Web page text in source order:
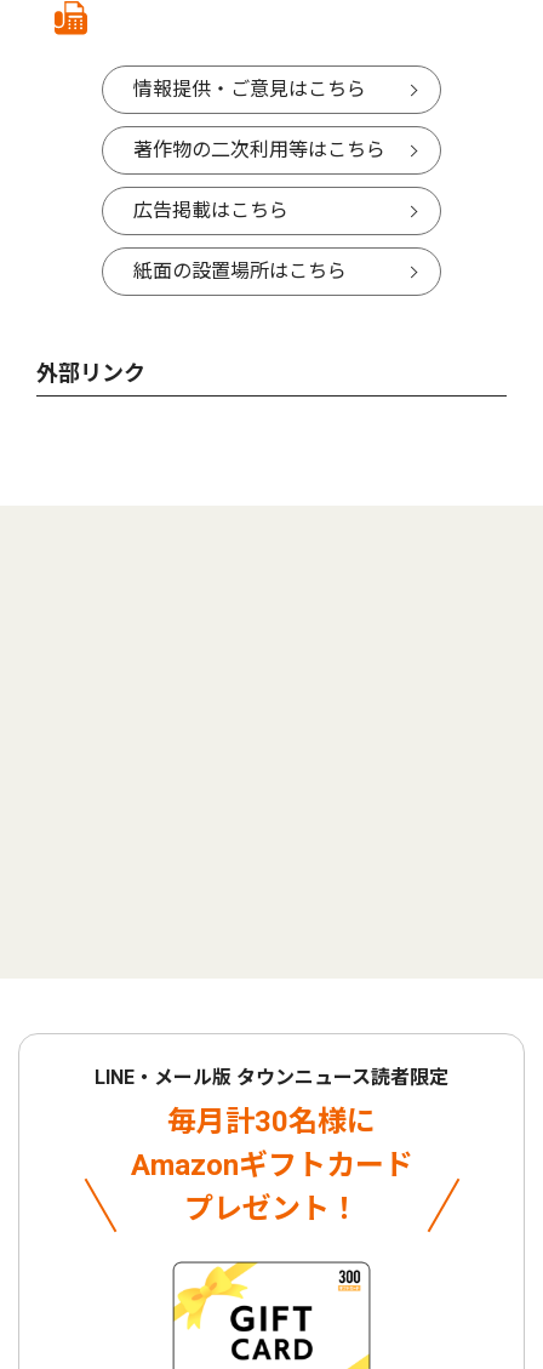
情報提供・ご意見はこちら
著作物の二次利用等はこちら
広告掲載はこちら
紙面の設置場所はこちら
外部リンク
LINE・メール版 タウンニュース読者限定
毎月計30名様に
Amazonギフトカード
プレゼント！